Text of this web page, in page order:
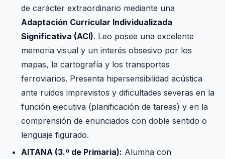
de carácter extraordinario mediante una
Adaptación Curricular Individualizada
Significativa (ACI). Leo posee una excelente
memoria visual y un interés obsesivo por los
mapas, la cartografía y los transportes
ferroviarios. Presenta hipersensibilidad acústica
ante ruidos imprevistos y dificultades severas en la
función ejecutiva (planificación de tareas) y en la
comprensión de enunciados con doble sentido o
lenguaje figurado.
AITANA (3.º de Primaria): Alumna con